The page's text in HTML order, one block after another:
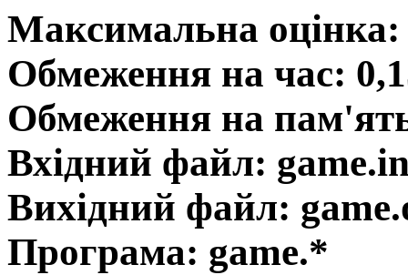
Максимальна оцінка:
Обмеження на час:
Обмеження на
Вхідний файл:
Вихідний файл:
Програма: game.*